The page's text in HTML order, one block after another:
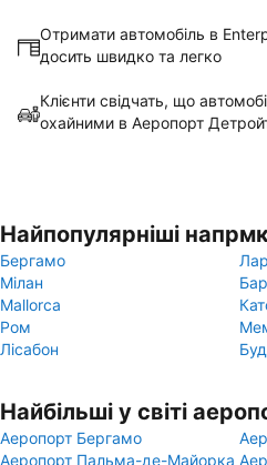
Отримати автомобіль в
досить швидко та легко
Клієнти свідчать, що
охайними в Аеропорт
Найпопулярніші
Бергамо
Мілан
Mallorca
Ром
Лісабон
Найбільші у світі
Аеропорт Бергамо
Аеропорт Пальма-де-Майорка